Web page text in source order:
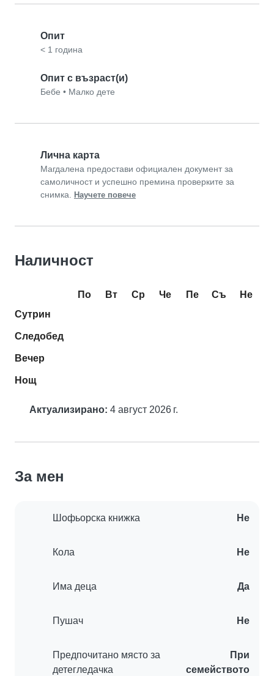
Опит
< 1 година
Опит с възраст(и)
Бебе • Малко дете
Лична карта
Магдалена предостави официален документ за
самоличност и успешно премина проверките за
снимка. Научете повече
Наличност
По Вт Ср Че Пе Съ
Не
Сутрин
Следобед
Вечер
Нощ
Актуализирано: 4 август 2026 г.
За мен
Шофьорска книжка Не
Кола Не
Има деца Да
Пушач Не
Предпочитано място за
детегледачка
При
семейството